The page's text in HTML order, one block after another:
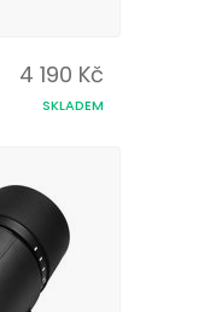
4 190 Kč
SKLADEM